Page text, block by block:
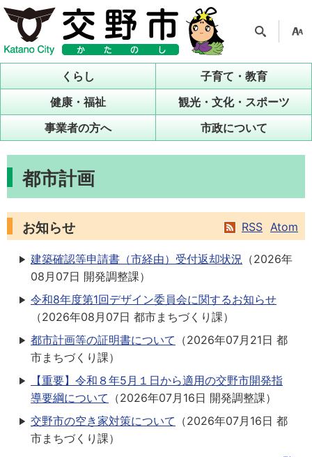
ル
くらし
子育て・教育
健康・福祉
観光・文化・スポーツ
事業者の方へ
市政について
都市計画
お知らせ RSS Atom
建築確認等申請書（市経由）受付返却状況 （2026年
08月07日 開発調整課）
令和8年度第1回デザイン委員会に関するお知らせ
（2026年08月07日 都市まちづくり課）
都市計画等の証明書について （2026年07月21日 都
市まちづくり課）
【重要】令和８年5月１日から適用の交野市開発指
導要綱について （2026年07月16日 開発調整課）
交野市の空き家対策について （2026年07月16日 都
市まちづくり課）